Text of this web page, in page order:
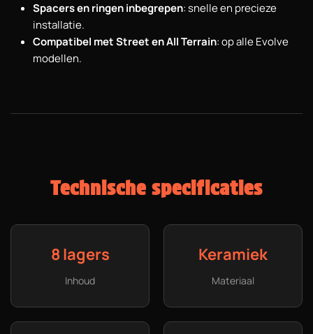
Spacers en ringen inbegrepen: snelle en precieze
installatie.
Compatibel met Street en All Terrain: op alle Evolve
modellen.
Technische specificaties
8 lagers
Inhoud
Keramiek
Materiaal